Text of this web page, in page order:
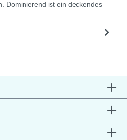
Dominierend ist ein deckendes